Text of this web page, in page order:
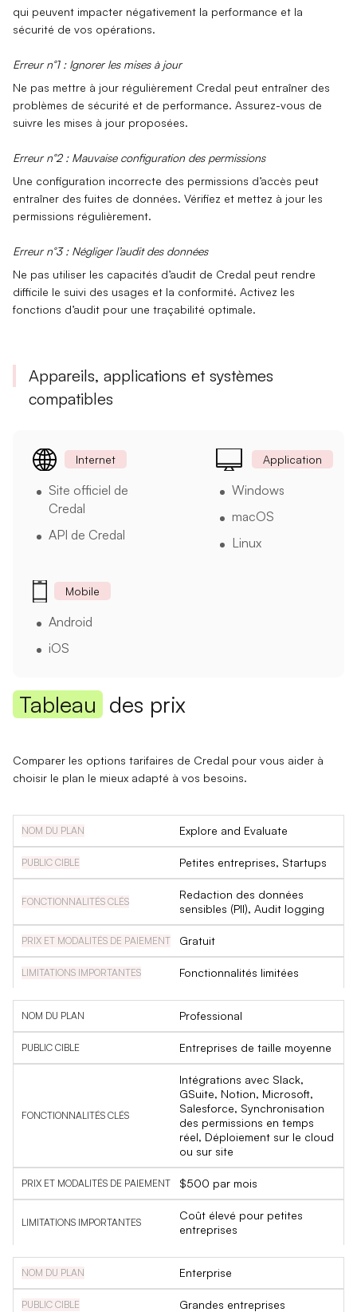
qui peuvent impacter négativement la performance et la
sécurité de vos opérations.
Erreur n°1 : Ignorer les mises à jour
Ne pas mettre à jour régulièrement Credal peut entraîner des
problèmes de sécurité et de performance. Assurez-vous de
suivre les mises à jour proposées.
Erreur n°2 : Mauvaise configuration des permissions
Une configuration incorrecte des permissions d’accès peut
entraîner des fuites de données. Vérifiez et mettez à jour les
permissions régulièrement.
Erreur n°3 : Négliger l’audit des données
Ne pas utiliser les capacités d’audit de Credal peut rendre
difficile le suivi des usages et la conformité. Activez les
fonctions d’audit pour une traçabilité optimale.
Appareils, applications et systèmes
compatibles
Internet
Site officiel de
Credal
API de Credal
Application
Windows
macOS
Linux
Mobile
Android
iOS
Tableau des prix
Comparer les options tarifaires de Credal pour vous aider à
choisir le plan le mieux adapté à vos besoins.
Explore and Evaluate
Petites entreprises, Startups
Redaction des données
sensibles (PII), Audit logging
Gratuit
Fonctionnalités limitées
Professional
Entreprises de taille moyenne
Intégrations avec Slack,
GSuite, Notion, Microsoft,
Salesforce, Synchronisation
des permissions en temps
réel, Déploiement sur le cloud
ou sur site
$500 par mois
Coût élevé pour petites
entreprises
Enterprise
Grandes entreprises